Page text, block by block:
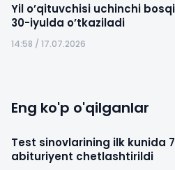
Yil o’qituvchisi uchinchi
30-iyulda o’tkaziladi
14:58 / 17.07.2026
Eng ko'p o'qilganlar
Test sinovlarining ilk kunida
abituriyent chetlashtirildi